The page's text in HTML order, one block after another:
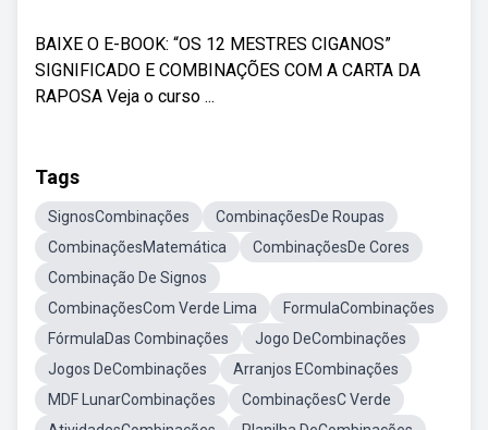
BAIXE O E-BOOK: “OS 12 MESTRES CIGANOS”
SIGNIFICADO E COMBINAÇÕES COM A CARTA DA
RAPOSA Veja o curso ...
Tags
SignosCombinações
CombinaçõesDe Roupas
CombinaçõesMatemática
CombinaçõesDe Cores
Combinação De Signos
CombinaçõesCom Verde Lima
FormulaCombinações
FórmulaDas Combinações
Jogo DeCombinações
Jogos DeCombinações
Arranjos ECombinações
MDF LunarCombinações
CombinaçõesC Verde